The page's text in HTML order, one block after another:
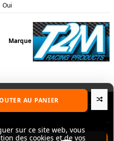
AU PANIER
sur ce site web, vous
des cookies et de vos
Oui
Marque
sur ce site web, vous
des cookies et de vos